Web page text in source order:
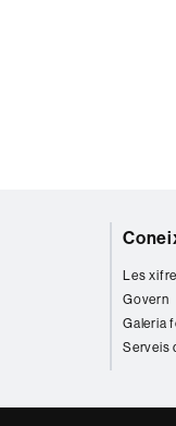
Les
Govern
Galeria
Serveis